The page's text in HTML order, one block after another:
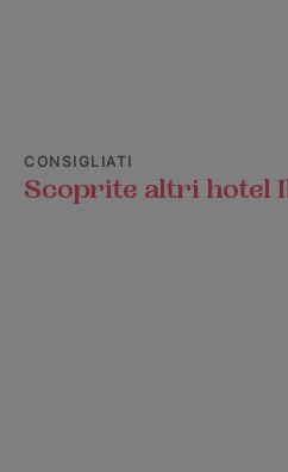
CONSIGLIATI
Scoprite altri hotel